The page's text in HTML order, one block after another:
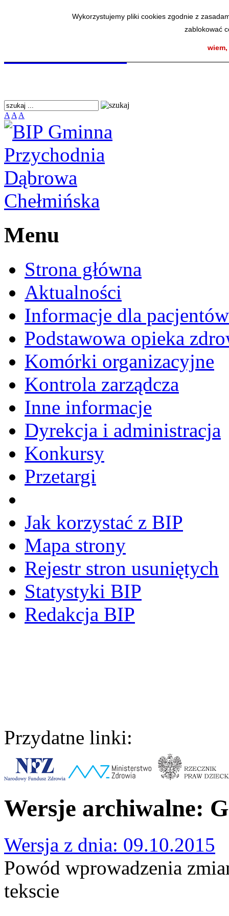
Wykorzystujemy pliki cookies zgodnie z
zablokować
BIP Gminna
A A A
Menu
Strona główna
Aktualności
Informacje dla pacjentów
Podstawowa opieka
Komórki organizacyjne
Kontrola zarządcza
Inne informacje
Dyrekcja i administracja
Konkursy
Przetargi
Jak korzystać z BIP
Mapa strony
Rejestr stron usuniętych
Statystyki BIP
Redakcja BIP
Przydatne linki:
Wersje archiwalne:
Wersja z dnia: 09.10.2015
Powód wprowadzenia
tekscie